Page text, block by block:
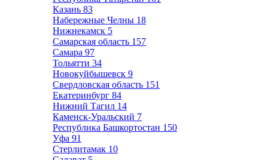
Казань 83
Набережные Челны 18
Нижнекамск 5
Самарская область 157
Самара 97
Тольятти 34
Новокуйбышевск 9
Свердловская область 151
Екатеринбург 84
Нижний Тагил 14
Каменск-Уральский 7
Республика Башкортостан 150
Уфа 91
Стерлитамак 10